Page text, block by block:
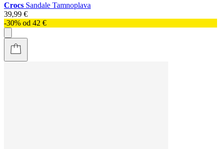
Crocs Sandale Tamnoplava
39,99 €
-30% od 42 €